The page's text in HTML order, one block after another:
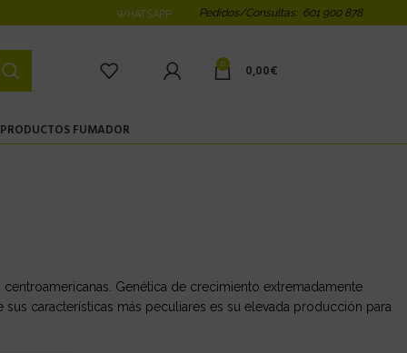
WHATSAPP Pedidos/Consultas: 601 900 878
0 0,00€
PRODUCTOS FUMADOR
Genética de crecimiento extremadamente
características más peculiares es su elevada producción para